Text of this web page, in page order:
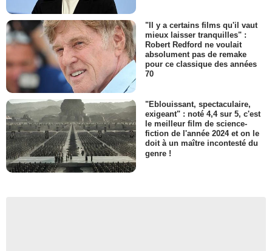
"Il y a certains films qu'il vaut
mieux laisser tranquilles" :
Robert Redford ne voulait
absolument pas de remake
pour ce classique des années
70
"Eblouissant, spectaculaire,
exigeant" : noté 4,4 sur 5, c'est
le meilleur film de science-
fiction de l'année 2024 et on le
doit à un maître incontesté du
genre !